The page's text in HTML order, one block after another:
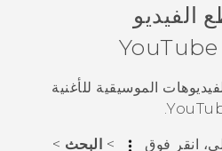
الفيديو
YouTube
الموسيقية للأغنية
.
، انقر فوق > البحث >